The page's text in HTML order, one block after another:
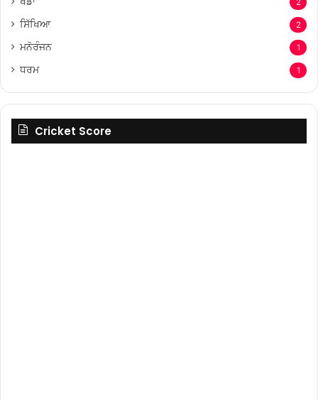
2
ਸਿੱਖਿਆ 2
ਮਨੋਰੰਜਨ 1
ਧਰਮ 1
Cricket Score